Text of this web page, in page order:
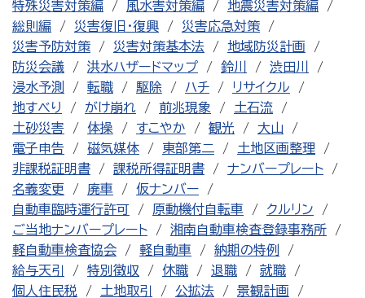
特殊災害対策編
風水害対策編
地震災害対策編
総則編
災害復旧・復興
災害応急対策
災害予防対策
災害対策基本法
地域防災計画
防災会議
洪水ハザードマップ 鈴川
渋田川
浸水予測
転職 駆除 ハチ
リサイクル
地すべり
がけ崩れ 前兆現象
土石流
土砂災害
体操 すこやか 観光
大山
電子申告
磁気媒体 東部第二
土地区画整理
非課税証明書
課税所得証明書
ナンバープレート
名義変更
廃車
仮ナンバー
自動車臨時運行許可
原動機付自転車
クルリン
ご当地ナンバープレート
湘南自動車検査登録事務所
軽自動車検査協会
軽自動車
納期の特例
給与天引
特別徴収 休職 退職
就職
個人住民税
土地取引 公拡法
景観計画